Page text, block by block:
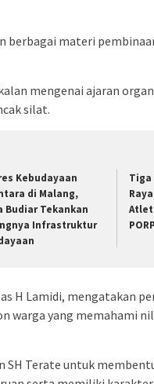
berbagai materi
mengenai ajaran
silat.
Kebudayaan
di Malang,
Budiar Tekankan
Infrastruktur
Tiga
Atlet
H Lamidi, mengatakan
warga yang memahami
SH Terate untuk